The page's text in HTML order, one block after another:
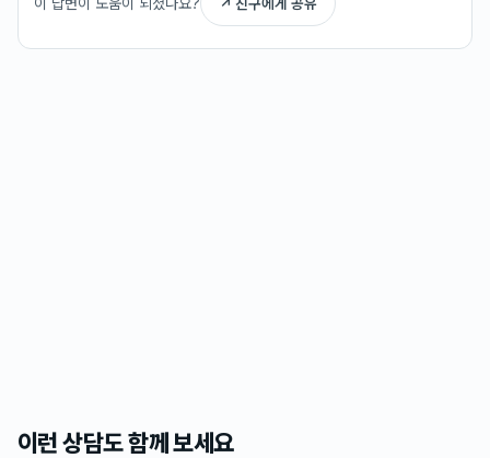
이런 상담도 함께 보세요